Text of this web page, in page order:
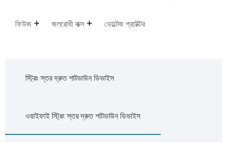
ফিউজ জলরোধী বাক্স ভোল্টেজ প্রটেক্টর
স্ট্রিং স্তর দ্রুত শাটডাউন ডিভাইস
ওয়াইফাই স্ট্রিং স্তর দ্রুত শাটডাউন ডিভাইস